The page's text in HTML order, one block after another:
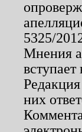
5325/
Мнения
них